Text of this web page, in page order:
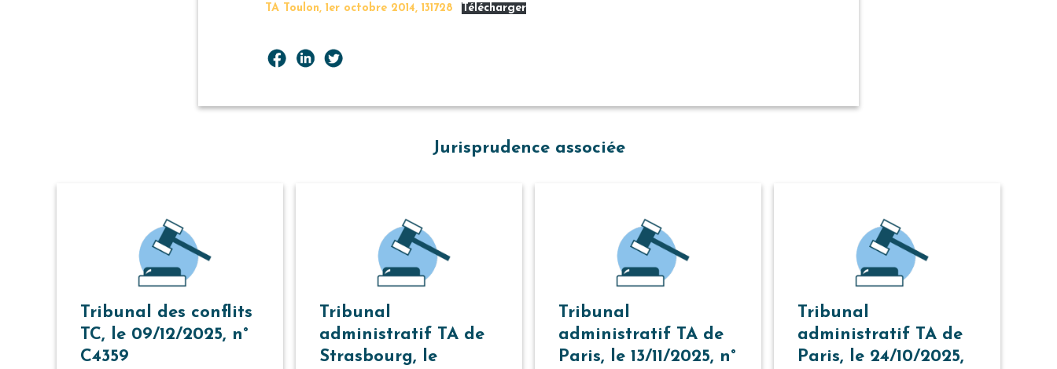
TA Toulon, 1er octobre 2014, 131728 Télécharger
Jurisprudence associée
Tribunal des conflits
TC, le 09/12/2025, n°
C4359
Tribunal
administratif TA de
Strasbourg, le
Tribunal
administratif TA de
Paris, le 13/11/2025, n°
Tribunal
administratif TA de
Paris, le 24/10/2025,